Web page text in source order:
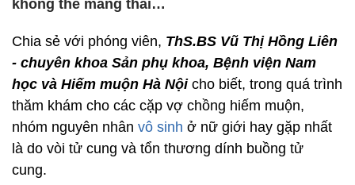
không thể mang thai…
Chia sẻ với phóng viên, ThS.BS Vũ Thị Hồng Liên
- chuyên khoa Sản phụ khoa, Bệnh viện Nam
học và Hiếm muộn Hà Nộicho biết, trong quá trình
thăm khám cho các cặp vợ chồng hiếm muộn,
nhóm nguyên nhân vô sinh ở nữ giới hay gặp nhất
là do vòi tử cung và tổn thương dính buồng tử
cung.